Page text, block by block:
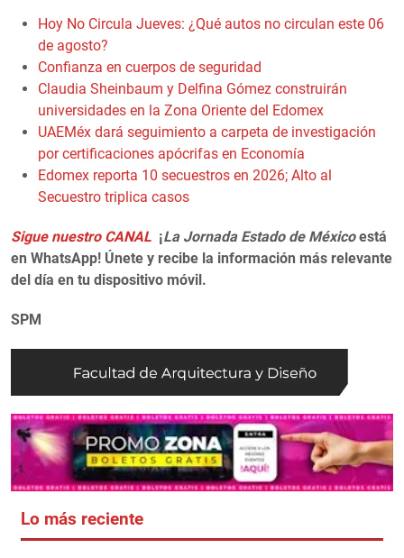
Hoy No Circula Jueves: ¿Qué autos no circulan este 06
de agosto?
Confianza en cuerpos de seguridad
Claudia Sheinbaum y Delfina Gómez construirán
universidades en la Zona Oriente del Edomex
UAEMéx dará seguimiento a carpeta de investigación
por certificaciones apócrifas en Economía
Edomex reporta 10 secuestros en 2026; Alto al
Secuestro triplica casos
Sigue nuestro CANAL ¡La Jornada Estado de Méxicoestá
en WhatsApp! Únete y recibe la información más relevante
del día en tu dispositivo móvil.
SPM
Lo más reciente